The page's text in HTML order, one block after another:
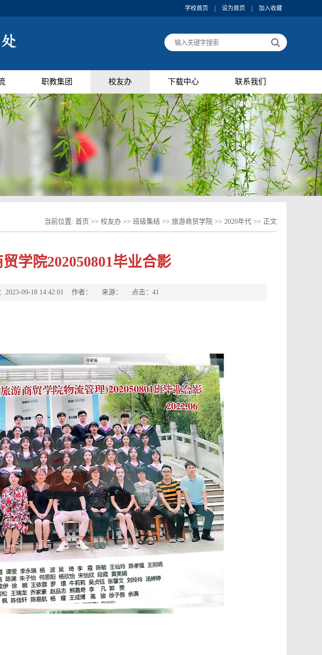
学校首页 设为首页 加入收藏
职教集团 校友办 下载中心 联系我们
当前位置: 首页 >> 校友办 >> 班级集结 >> 旅游商贸学院 >> 2020年代 >> 正文
学院202050801毕业合影
2023-09-18 14:42:01 作者： 来源： 点击： 41